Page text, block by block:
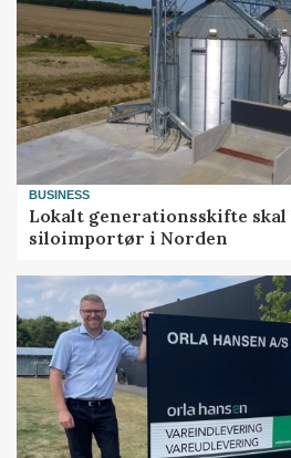
BUSINESS
Lokalt generationsskifte
siloimportør i Norden